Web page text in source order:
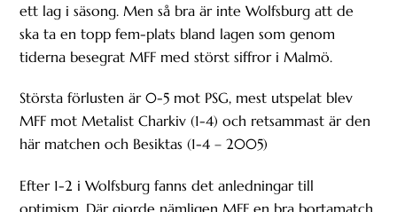
ett lag i säsong. Men så bra är inte Wolfsburg att de
ska ta en topp fem-plats bland lagen som genom
tiderna besegrat MFF med störst siffror i Malmö.
Största förlusten är 0-5 mot PSG, mest utspelat blev
MFF mot Metalist Charkiv (1-4) och retsammast är den
här matchen och Besiktas (1-4 – 2005)
Efter 1-2 i Wolfsburg fanns det anledningar till